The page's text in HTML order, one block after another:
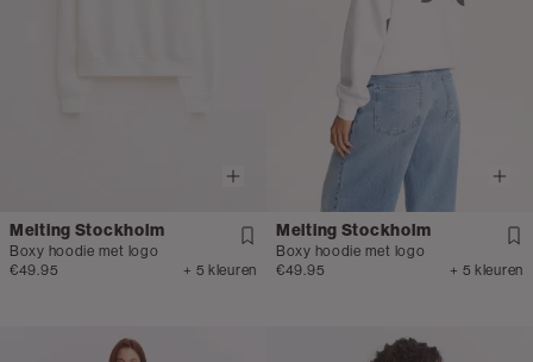
Melting Stockholm
Boxy hoodie met logo
€49.95
+ 5 kleuren
Melting Stockholm
Boxy hoodie met logo
€49.95
+ 5 kleuren